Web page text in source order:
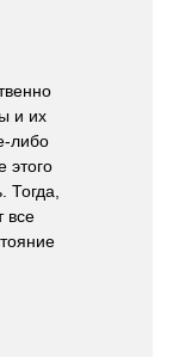
и их
либо
этого
Тогда,
все